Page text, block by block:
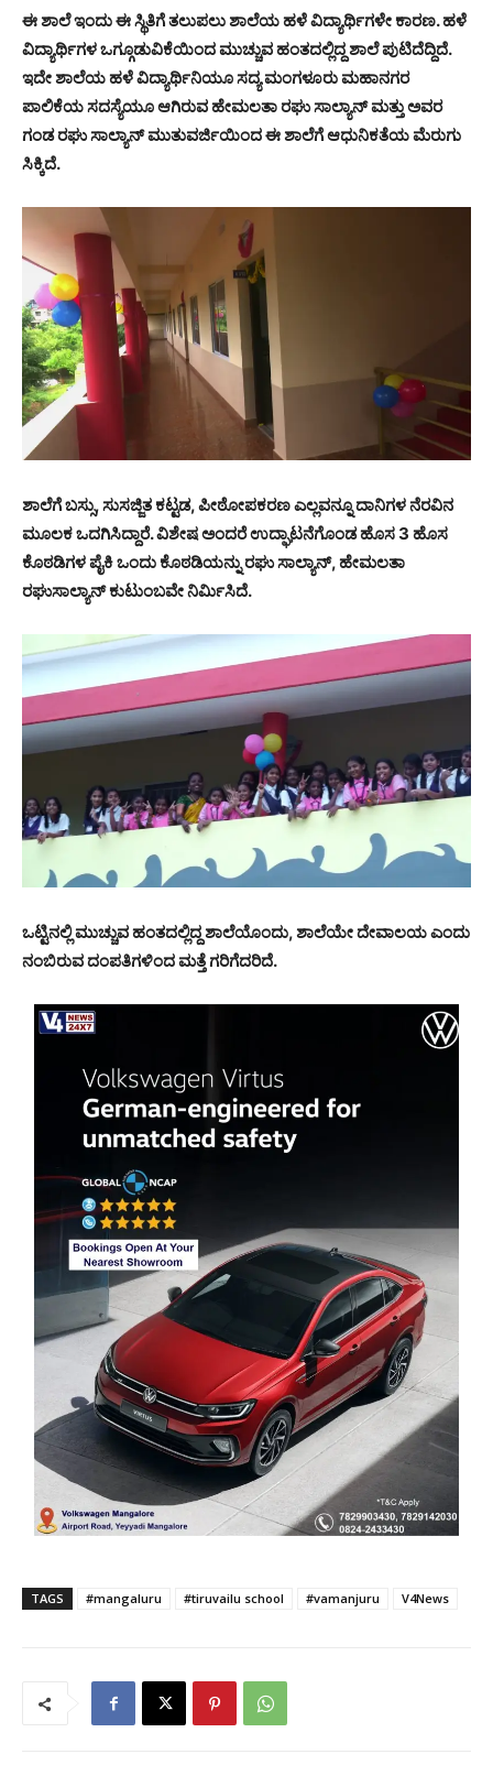
ಈ ಶಾಲೆ ಇಂದು ಈ ಸ್ಥಿತಿಗೆ ತಲುಪಲು ಶಾಲೆಯ ಹಳೆ ವಿದ್ಯಾರ್ಥಿಗಳೇ ಕಾರಣ. ಹಳೆ
ವಿದ್ಯಾರ್ಥಿಗಳ ಒಗ್ಗೂಡುವಿಕೆಯಿಂದ ಮುಚ್ಚುವ ಹಂತದಲ್ಲಿದ್ದ ಶಾಲೆ ಪುಟಿದೆದ್ದಿದೆ.
ಇದೇ ಶಾಲೆಯ ಹಳೆ ವಿದ್ಯಾರ್ಥಿನಿಯೂ ಸದ್ಯ ಮಂಗಳೂರು ಮಹಾನಗರ
ಪಾಲಿಕೆಯ ಸದಸ್ಯೆಯೂ ಆಗಿರುವ ಹೇಮಲತಾ ರಘು ಸಾಲ್ಯಾನ್ ಮತ್ತು ಅವರ
ಗಂಡ ರಘು ಸಾಲ್ಯಾನ್ ಮುತುವರ್ಜಿಯಿಂದ ಈ ಶಾಲೆಗೆ ಆಧುನಿಕತೆಯ ಮೆರುಗು
ಸಿಕ್ಕಿದೆ.
ಶಾಲೆಗೆ ಬಸ್ಸು, ಸುಸಜ್ಜಿತ ಕಟ್ಟಡ, ಪೀಠೋಪಕರಣ ಎಲ್ಲವನ್ನೂ ದಾನಿಗಳ ನೆರವಿನ
ಮೂಲಕ ಒದಗಿಸಿದ್ದಾರೆ. ವಿಶೇಷ ಅಂದರೆ ಉದ್ಘಾಟನೆಗೊಂಡ ಹೊಸ 3 ಹೊಸ
ಕೊಠಡಿಗಳ ಪೈಕಿ ಒಂದು ಕೊಠಡಿಯನ್ನು ರಘು ಸಾಲ್ಯಾನ್, ಹೇಮಲತಾ
ರಘುಸಾಲ್ಯಾನ್ ಕುಟುಂಬವೇ ನಿರ್ಮಿಸಿದೆ.
ಒಟ್ಟಿನಲ್ಲಿ ಮುಚ್ಚುವ ಹಂತದಲ್ಲಿದ್ದ ಶಾಲೆಯೊಂದು, ಶಾಲೆಯೇ ದೇವಾಲಯ ಎಂದು
ನಂಬಿರುವ ದಂಪತಿಗಳಿಂದ ಮತ್ತೆ ಗರಿಗೆದರಿದೆ.
TAGS #mangaluru #tiruvailu school #vamanjuru V4News